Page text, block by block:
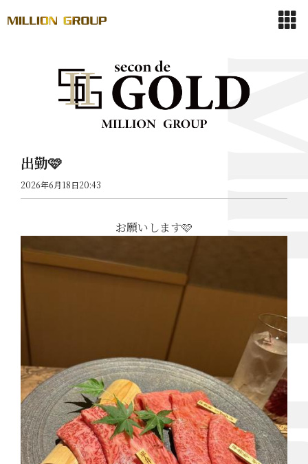
出勤🩷
2026年6月18日20:43
お願いします🩷